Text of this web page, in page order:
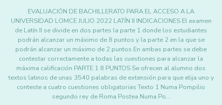
EVALUACIÓN DE BACHILLERATO PARA EL ACCESO A LA
UNIVERSIDAD LOMCE JULIO 2022 LATÍN II INDICACIONES El examen
de Latín II se divide en dos partes la parte 1 donde los estudiantes
podrán alcanzar un máximo de 8 puntos y la parte 2 en la que se
podrán alcanzar un máximo de 2 puntos En ambas partes se debe
contestar correctamente a todas las cuestiones para alcanzar la
máxima calificación PARTE 1 8 PUNTOS Se ofrecen al alumno dos
textos latinos de unas 3540 palabras de extensión para que elija uno y
conteste a cuatro cuestiones obligatorias Texto 1 Numa Pompilio
segundo rey de Roma Postea Numa Po…